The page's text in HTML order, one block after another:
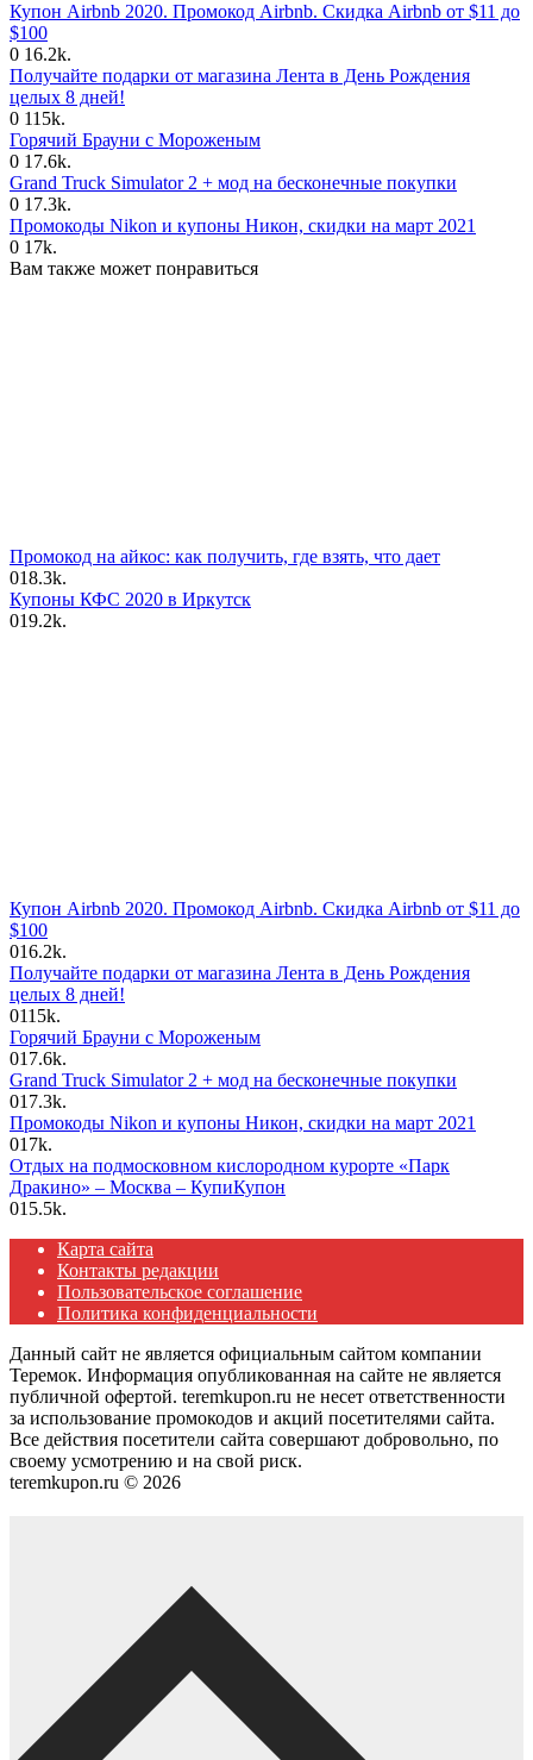
Купон Airbnb 2020. Промокод Airbnb. Скидка Airbnb от $11 до
$100
0 16.2k.
Получайте подарки от магазина Лента в День Рождения
целых 8 дней!
0 115k.
Горячий Брауни с Мороженым
0 17.6k.
Grand Truck Simulator 2 + мод на бесконечные покупки
0 17.3k.
Промокоды Nikon и купоны Никон, скидки на март 2021
0 17k.
Вам также может понравиться
Промокод на айкос: как получить, где взять, что дает
018.3k.
Купоны КФС 2020 в Иркутск
019.2k.
Купон Airbnb 2020. Промокод Airbnb. Скидка Airbnb от $11 до
$100
016.2k.
Получайте подарки от магазина Лента в День Рождения
целых 8 дней!
0115k.
Горячий Брауни с Мороженым
017.6k.
Grand Truck Simulator 2 + мод на бесконечные покупки
017.3k.
Промокоды Nikon и купоны Никон, скидки на март 2021
017k.
Отдых на подмосковном кислородном курорте «Парк
Дракино» – Москва – КупиКупон
015.5k.
Карта сайта
Контакты редакции
Пользовательское соглашение
Политика конфиденциальности
Данный сайт не является официальным сайтом компании
Теремок. Информация опубликованная на сайте не является
публичной офертой. teremkupon.ru не несет ответственности
за использование промокодов и акций посетителями сайта.
Все действия посетители сайта совершают добровольно, по
своему усмотрению и на свой риск.
teremkupon.ru © 2026